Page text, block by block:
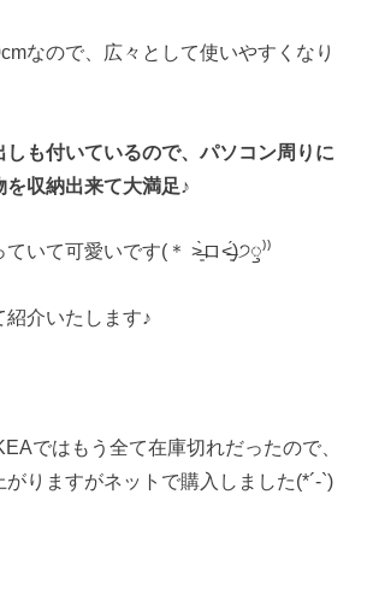
なので、広々として使いやすくなり
しも付いているので、パソコン周りに
収納出来て大満足♪
ていて可愛いです(＊ ˃̶͈̀ロ˂̶͈́)੭ꠥ⁾⁾
介いたします♪
ではもう全て在庫切れだったので、
りますがネットで購入しました(*´-`)